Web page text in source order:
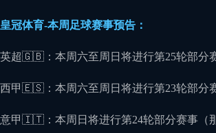
皇冠体育-本周足球赛事预告：
英超🇬🇧：本周六至周日将进行第25轮部分
西甲🇪🇸：本周六至周日将进行第23轮部分
意甲🇮🇹：本周日将进行第24轮部分赛事（